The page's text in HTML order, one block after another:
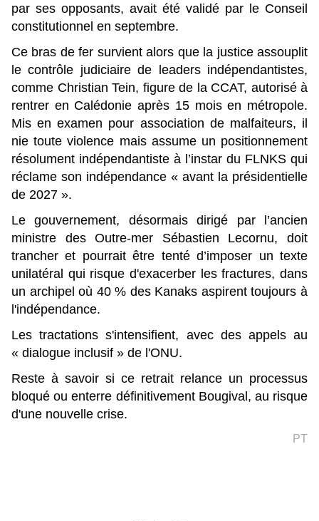
par ses opposants, avait été validé par le Conseil
constitutionnel en septembre.
Ce bras de fer survient alors que la justice assouplit
le contrôle judiciaire de leaders indépendantistes,
comme Christian Tein, figure de la CCAT, autorisé à
rentrer en Calédonie après 15 mois en métropole.
Mis en examen pour association de malfaiteurs, il
nie toute violence mais assume un positionnement
résolument indépendantiste à l’instar du FLNKS qui
réclame son indépendance « avant la présidentielle
de 2027 ».
Le gouvernement, désormais dirigé par l’ancien
ministre des Outre-mer Sébastien Lecornu, doit
trancher et pourrait être tenté d’imposer un texte
unilatéral qui risque d'exacerber les fractures, dans
un archipel où 40 % des Kanaks aspirent toujours à
l'indépendance.
Les tractations s'intensifient, avec des appels au
« dialogue inclusif » de l'ONU.
Reste à savoir si ce retrait relance un processus
bloqué ou enterre définitivement Bougival, au risque
d'une nouvelle crise.
PT